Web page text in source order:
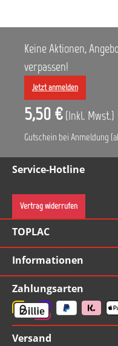
Keine Aktionen,
verpassen!
Jetzt anmelden
5,50 € (Inkl. Mwst.)
Gutschein bei Anmeldung
Service-Hotline
Vertrag widerrufen
TOPLAC
Informationen
Zahlungsarten
Versand